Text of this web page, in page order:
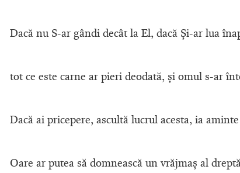
Dacă nu S-ar gândi decât la El, dacă Şi-ar lua
tot ce este carne ar pieri deodată, şi omul s-ar
Dacă ai pricepere, ascultă lucrul acesta, ia
Oare ar putea să domnească un vrăjmaş al